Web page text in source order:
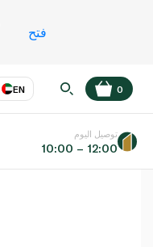
فتح
EN
عر
0
توصيل اليوم
10:00 – 12:00